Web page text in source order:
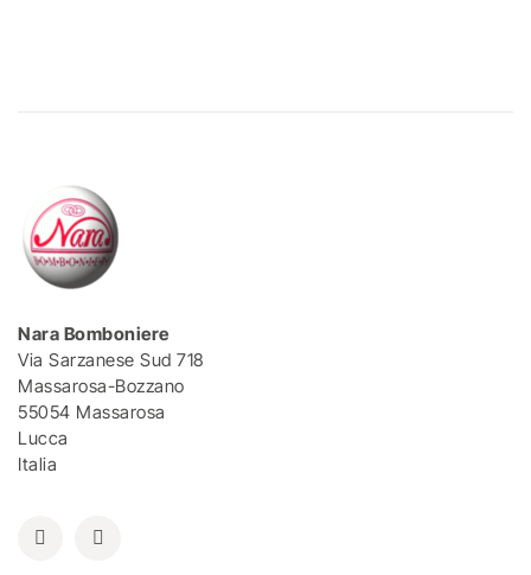
Nara Bomboniere
Via Sarzanese Sud 718
Massarosa-Bozzano
55054 Massarosa
Lucca
Italia